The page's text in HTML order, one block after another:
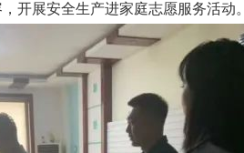
开展安全生产进家庭志愿服务活动。